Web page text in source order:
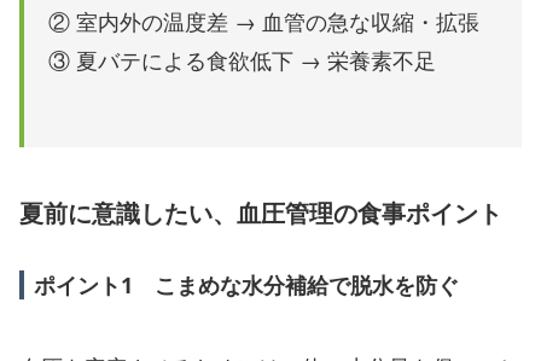
② 室内外の温度差 → 血管の急な収縮・拡張
③ 夏バテによる食欲低下 → 栄養素不足
夏前に意識したい、血圧管理の食事ポイント
ポイント1 こまめな水分補給で脱水を防ぐ